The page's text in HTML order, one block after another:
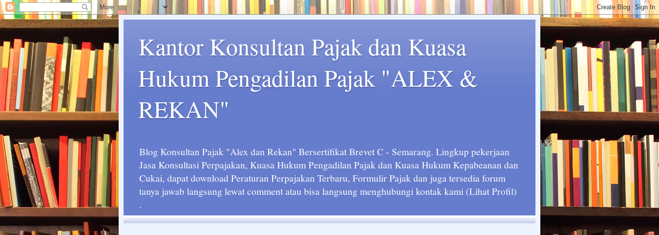
Kantor Konsultan Pajak dan Kuasa
Hukum Pengadilan Pajak "ALEX &
REKAN"
Blog Konsultan Pajak "Alex dan Rekan" Bersertifikat Brevet C - Semarang. Lingkup pekerjaan
Jasa Konsultasi Perpajakan, Kuasa Hukum Pengadilan Pajak dan Kuasa Hukum Kepabeanan dan
Cukai, dapat download Peraturan Perpajakan Terbaru, Formulir Pajak dan juga tersedia forum
tanya jawab langsung lewat comment atau bisa langsung menghubungi kontak kami (Lihat Profil)
.